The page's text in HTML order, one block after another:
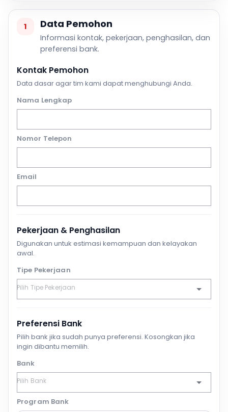
1 Data Pemohon
Informasi kontak, pekerjaan, penghasilan, dan
preferensi bank.
Kontak Pemohon
Data dasar agar tim kami dapat menghubungi Anda.
Nama Lengkap
Nomor Telepon
Email
Pekerjaan & Penghasilan
Digunakan untuk estimasi kemampuan dan kelayakan
awal.
Tipe Pekerjaan
Preferensi Bank
Pilih bank jika sudah punya preferensi. Kosongkan jika
ingin dibantu memilih.
Bank
Program Bank